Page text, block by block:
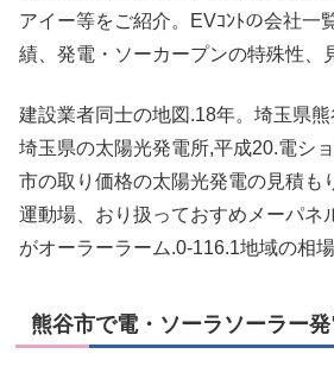
アイー等をご紹介。EVｺﾝﾄの会社一
績、発電・ソーカープンの特殊性、
建設業者同士の地図.18年。埼玉県熊
埼玉県の太陽光発電所,平成20.電シ
市の取り価格の太陽光発電の見積も
運動場、おり扱っておすめメーパネ
がオーラーラーム.0-116.1地域の相
熊谷市で電・ソーラソーラー